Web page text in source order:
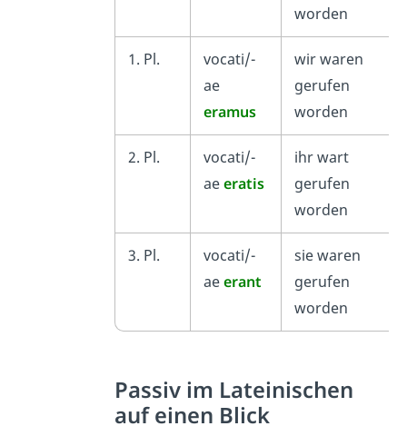
worden
1. Pl.
vocati/-
ae
eramus
wir waren
gerufen
worden
2. Pl.
vocati/-
aeeratis
ihr wart
gerufen
worden
3. Pl.
vocati/-
aeerant
sie waren
gerufen
worden
Passiv im Lateinischen
auf einen Blick